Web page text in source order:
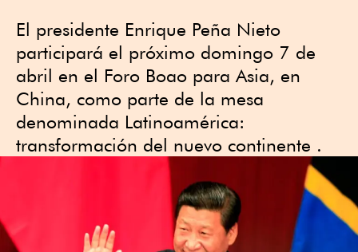
El presidente Enrique Peña Nieto
participará el próximo domingo 7 de
abril en el Foro Boao para Asia, en
China, como parte de la mesa
denominada Latinoamérica:
transformación del nuevo continente .